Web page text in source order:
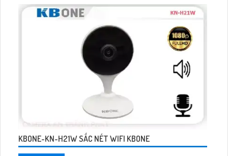
vệ an ninh mọi lúc
KBONE-KN-H21W SẮC NÉT WIFI KBONE